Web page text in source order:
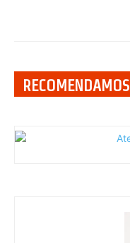
RECOMENDAMOS